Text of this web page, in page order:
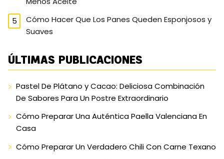
Cómo Hacer Que Los Panes Queden Esponjosos y
Suaves
ÚLTIMAS PUBLICACIONES
Pastel De Plátano y Cacao: Deliciosa Combinación
De Sabores Para Un Postre Extraordinario
Cómo Preparar Una Auténtica Paella Valenciana En
Casa
Cómo Preparar Un Verdadero Chili Con Carne Texano